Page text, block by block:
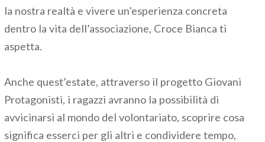
la nostra realtà e vivere un’esperienza concreta
dentro la vita dell’associazione, Croce Bianca ti
aspetta.
Anche quest’estate, attraverso il progetto Giovani
Protagonisti, i ragazzi avranno la possibilità di
avvicinarsi al mondo del volontariato, scoprire cosa
significa esserci per gli altri e condividere tempo,